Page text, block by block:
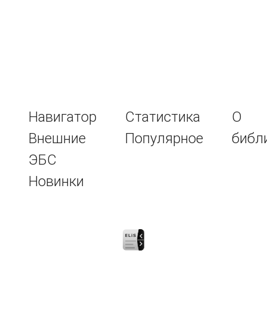
Навигатор
Внешние
ЭБС
Новинки
Статистика
Популярное
О